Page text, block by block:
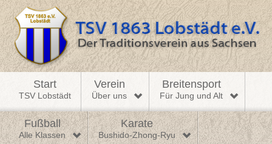
Start
TSV Lobstädt
Verein
Über uns
Breitensport
Für Jung und Alt
Fußball
Alle Klassen
Karate
Bushido-Zhong-Ryu